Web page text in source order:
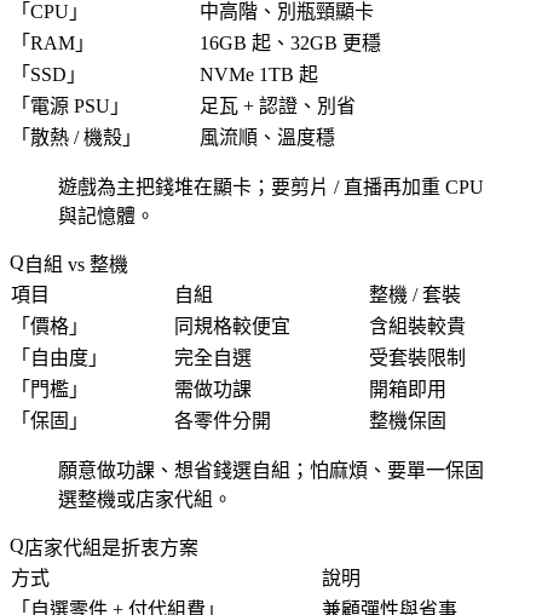
「 CPU 」
中高階、別瓶頸顯卡
「 RAM 」
16GB 起、32GB 更穩
「 SSD 」
NVMe 1TB 起
「 電源 PSU 」
足瓦 + 認證、別省
「 散熱 / 機殼 」 風流順、溫度穩
遊戲為主把錢堆在顯卡；要剪片 / 直播再加重 CPU
與記憶體。
自組 vs 整機
項目
自組
整機 / 套裝
「 價格 」 同規格較便宜
含組裝較貴
「 自由度 」 完全自選
受套裝限制
「 門檻 」 需做功課
開箱即用
「 保固 」 各零件分開 整機保固
願意做功課、想省錢選自組；怕麻煩、要單一保固
選整機或店家代組。
店家代組是折衷方案
方式
說明
「 自選零件 + 付代組費 」 兼顧彈性與省事